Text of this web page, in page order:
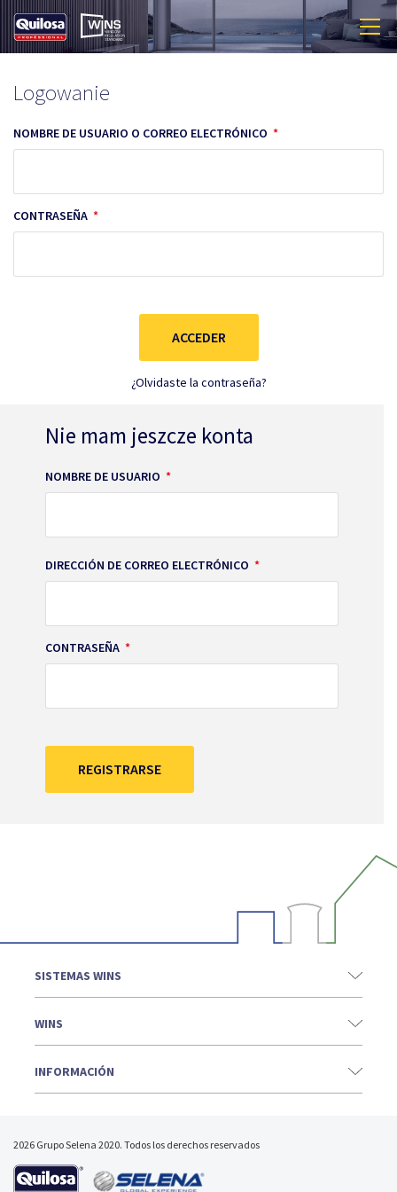
Logowanie
NOMBRE DE USUARIO O CORREO ELECTRÓNICO *
CONTRASEÑA *
ACCEDER
¿Olvidaste la contraseña?
Nie mam jeszcze konta
NOMBRE DE USUARIO *
DIRECCIÓN DE CORREO ELECTRÓNICO *
CONTRASEÑA *
REGISTRARSE
SISTEMAS WINS
WINS
INFORMACIÓN
2026 Grupo Selena 2020. Todos los derechos reservados